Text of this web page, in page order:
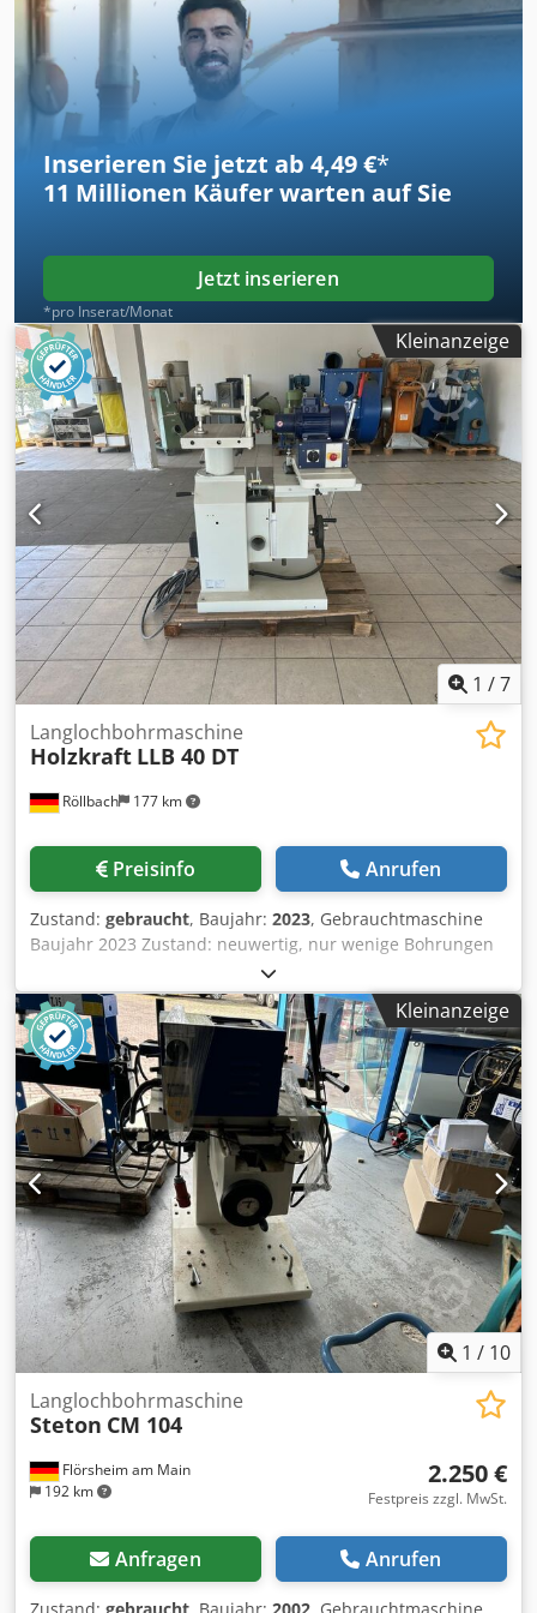
Reihenbohrungen mit Abstand 16, 22 , 25, 32 mm
Inserieren Sie jetzt ab 4,49 €*
11 Millionen Käufer warten auf Sie
Jetzt inserieren
*pro Inserat/Monat
Kleinanzeige
1 /7
Röllbach 177 km
Langlochbohrmaschine
Holzkraft LLB 40 DT
Preisinfo Anrufen
Zustand: gebraucht, Baujahr: 2023, Gebrauchtmaschine
Baujahr 2023 Zustand: neuwertig, nur wenige Bohrungen
durchgeführt Ausstattung und technische Daten:
Spindeldrehzahl: 3.000 U/min Bohrbreite: 240 mm Max.
Bohrtiefe bei 90°: 180 mm Bohrkopfhöhenverstellung: 160
mm Werkzeugspannbereich: 0 ? 20 mm
Arbeitstischdrehung: ±60° Arbeitstischlänge: 565 mm
Dkedpfx Aezk Ni Tofxjr Arbeitstischbreite: 315 mm
Absaugstutzendurchmesser: 90 mm Abgabeleistung: 2,2
kW Anschlussspannung: 400 V Netzfrequenz: 50 Hz Maße:
1.290 × 980 × 1.270 mm Gewicht: 260 kg Verfügbarkeit:
kurzfristig Lagerort: Röllbach
Kleinanzeige
1 / 10
Flörsheim am Main
192 km
Langlochbohrmaschine
Steton CM 104
2.250 €
Festpreis zzgl. MwSt.
Anfragen Anrufen